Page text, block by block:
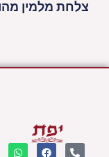
P
F
W E
M